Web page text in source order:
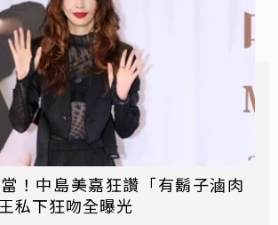
！中島美嘉狂讚「有鬍子滷肉
私下狂吻全曝光